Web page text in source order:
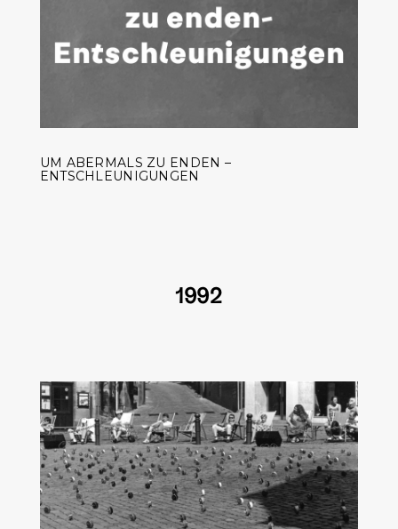
UM ABERMALS ZU ENDEN –
ENTSCHLEUNIGUNGEN
1992